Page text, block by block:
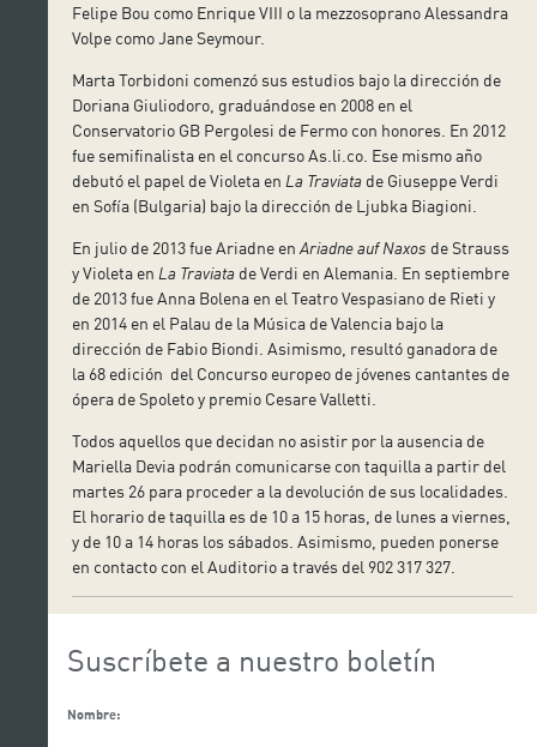
Felipe Bou como Enrique VIII o la mezzosoprano Alessandra
Volpe como Jane Seymour.
Marta Torbidoni comenzó sus estudios bajo la dirección de
Doriana Giuliodoro, graduándose en 2008 en el
Conservatorio GB Pergolesi de Fermo con honores. En 2012
fue semifinalista en el concurso As.li.co. Ese mismo año
debutó el papel de Violeta en La Traviata de Giuseppe Verdi
en Sofía (Bulgaria) bajo la dirección de Ljubka Biagioni.
En julio de 2013 fue Ariadne enAriadne auf Naxos de Strauss
y Violeta en La Traviata de Verdi en Alemania. En septiembre
de 2013 fue Anna Bolena en el Teatro Vespasiano de Rieti y
en 2014 en el Palau de la Música de Valencia bajo la
dirección de Fabio Biondi. Asimismo, resultó ganadora de
la 68 edición del Concurso europeo de jóvenes cantantes de
ópera de Spoleto y premio Cesare Valletti.
Todos aquellos que decidan no asistir por la ausencia de
Mariella Devia podrán comunicarse con taquilla a partir del
martes 26 para proceder a la devolución de sus localidades.
El horario de taquilla es de 10 a 15 horas, de lunes a viernes,
y de 10 a 14 horas los sábados. Asimismo, pueden ponerse
en contacto con el Auditorio a través del 902 317 327.
Suscríbete a nuestro boletín
Nombre: